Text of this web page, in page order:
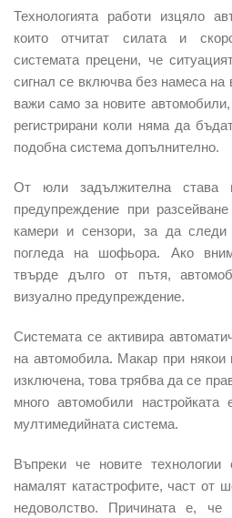
Технологията работи изцяло
които отчитат силата и
системата прецени, че
сигнал се включва без намеса на
важи само за новите
регистрирани коли няма да
подобна система допълнително.
От юли задължителна става
предупреждение при
камери и сензори, за да следи
погледа на шофьора. Ако
твърде дълго от пътя,
визуално предупреждение.
Системата се активира
на автомобила. Макар при
изключена, това трябва да се
много автомобили
мултимедийната система.
Въпреки че новите
намалят катастрофите, част от
недоволство. Причината е, че